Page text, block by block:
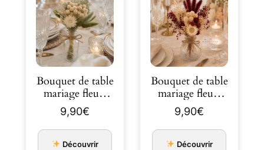
Bouquet de table
mariage fleurs
séchées ivoire et
cama…
9,90€
Découvrir
Bouquet de table
mariage fleurs
séchées ivoire et
roug…
9,90€
Découvrir